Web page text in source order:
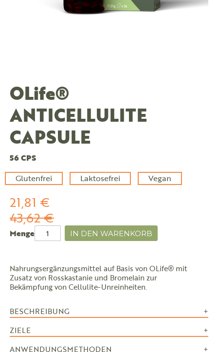
OLife®
ANTICELLULITE
CAPSULE
56 CPS
Glutenfrei
Laktosefrei Vegan
21,81 €
43,62 €
Menge IN DEN WARENKORB
Nahrungsergänzungsmittel auf Basis von OLife® mit
Zusatz von Rosskastanie und Bromelain zur
Bekämpfung von Cellulite-Unreinheiten.
BESCHREIBUNG
ZIELE
ANWENDUNGSMETHODEN